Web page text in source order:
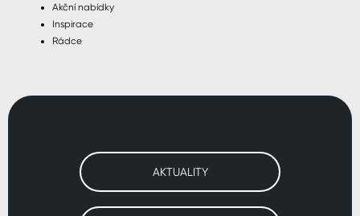
Akční nabídky
Inspirace
Rádce
AKTUALITY